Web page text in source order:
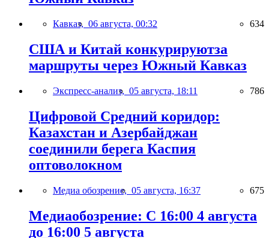
Кавказ, 06 августа, 00:32 634
США и Китай конкурируютза
маршруты через Южный Кавказ
Экспресс-анализ, 05 августа, 18:11 786
Цифровой Средний коридор:
Казахстан и Азербайджан
соединили берега Каспия
оптоволокном
Медиа обозрение, 05 августа, 16:37 675
Медиаобозрение: С 16:00 4 августа
до 16:00 5 августа